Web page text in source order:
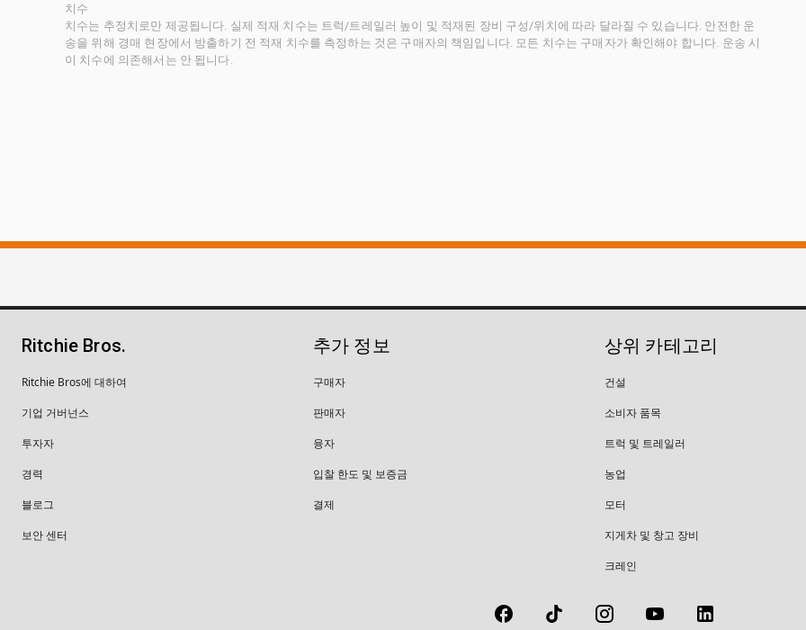
치수
치수는 추정치로만 제공됩니다. 실제 적재 치수는 트럭/트레일러 높이 및 적재된 장비 구성/위치에 따라 달라질 수 있습니다. 안전한 운
송을 위해 경매 현장에서 방출하기 전 적재 치수를 측정하는 것은 구매자의 책임입니다. 모든 치수는 구매자가 확인해야 합니다. 운송 시
이 치수에 의존해서는 안 됩니다.
Ritchie Bros.
Ritchie Bros에 대하여
기업 거버넌스
투자자
경력
블로그
보안 센터
추가 정보
구매자
판매자
융자
입찰 한도 및 보증금
결제
상위 카테고리
건설
소비자 품목
트럭 및 트레일러
농업
모터
지게차 및 창고 장비
크레인